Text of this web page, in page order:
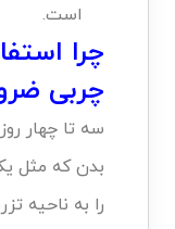
است.
چرا
چربی
سه تا چهار
بدن که مثل
را به ناحیه